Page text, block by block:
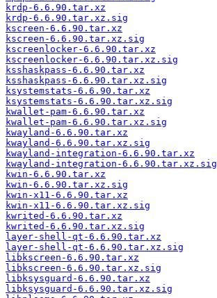
krdp-6.6.90.tar.xz
krdp-6.6.90.tar.xz.sig
kscreen-6.6.90.tar.xz
kscreen-6.6.90.tar.xz.sig
kscreenlocker-6.6.90.tar.xz
kscreenlocker-6.6.90.tar.xz.sig
ksshaskpass-6.6.90.tar.xz
ksshaskpass-6.6.90.tar.xz.sig
ksystemstats-6.6.90.tar.xz
ksystemstats-6.6.90.tar.xz.sig
kwallet-pam-6.6.90.tar.xz
kwallet-pam-6.6.90.tar.xz.sig
kwayland-6.6.90.tar.xz
kwayland-6.6.90.tar.xz.sig
kwayland-integration-6.6.90.tar.xz
kwayland-integration-6.6.90.tar.xz.sig
kwin-6.6.90.tar.xz
kwin-6.6.90.tar.xz.sig
kwin-x11-6.6.90.tar.xz
kwin-x11-6.6.90.tar.xz.sig
kwrited-6.6.90.tar.xz
kwrited-6.6.90.tar.xz.sig
layer-shell-qt-6.6.90.tar.xz
layer-shell-qt-6.6.90.tar.xz.sig
libkscreen-6.6.90.tar.xz
libkscreen-6.6.90.tar.xz.sig
libksysguard-6.6.90.tar.xz
libksysguard-6.6.90.tar.xz.sig